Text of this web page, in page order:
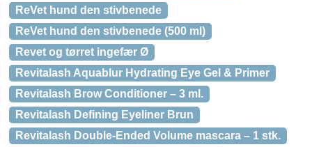
ReVet hund den stivbenede
ReVet hund den stivbenede (500 ml)
Revet og tørret ingefær Ø
Revitalash Aquablur Hydrating Eye Gel & Primer
Revitalash Brow Conditioner – 3 ml.
Revitalash Defining Eyeliner Brun
Revitalash Double-Ended Volume mascara – 1 stk.